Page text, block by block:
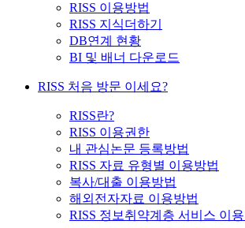
RISS 이용방법
RISS 지식더하기
DB연계 현황
BI 및 배너 다운로드
RISS 처음 방문 이세요?
RISS란?
RISS 이용권한
내 관심논문 등록방법
RISS 자료 유형별 이용방법
복사/대출 이용방법
해외전자자료 이용방법
RISS 정보취약계층 서비스 이